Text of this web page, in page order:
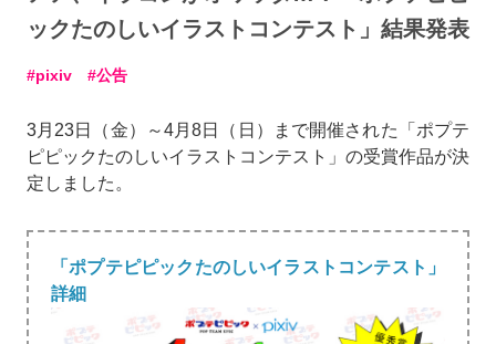
ックたのしいイラストコンテスト」結果発表
pixiv 公告
3月23日（金）～4月8日（日）まで開催された「ポプテ
ピピックたのしいイラストコンテスト」の受賞作品が決
定しました。
「ポプテピピックたのしいイラストコンテスト」
詳細